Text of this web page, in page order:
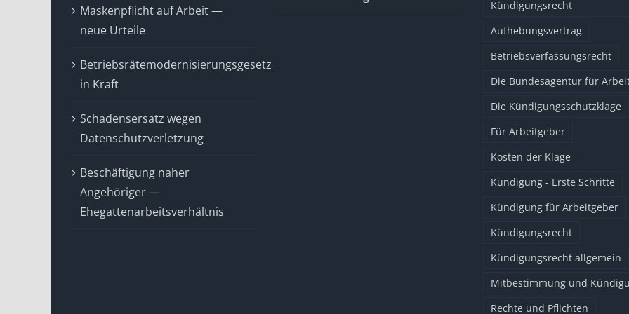
Maskenpflicht auf Arbeit —
neue Urteile
Betriebsrätemodernisierungsgesetz
in Kraft
Schadensersatz wegen
Datenschutzverletzung
Beschäftigung naher
Angehöriger —
Ehegattenarbeitsverhältnis
Kündigungsrecht
Aufhebungsvertrag
Betriebsverfassungsrecht
Die Bundesagentur für
Die Kündigungsschutzklage
Für Arbeitgeber
Kosten der Klage
Kündigung - Erste Schritte
Kündigung für Arbeitgeber
Kündigungsrecht
Kündigungsrecht allgemein
Mitbestimmung und
Rechte und Pflichten